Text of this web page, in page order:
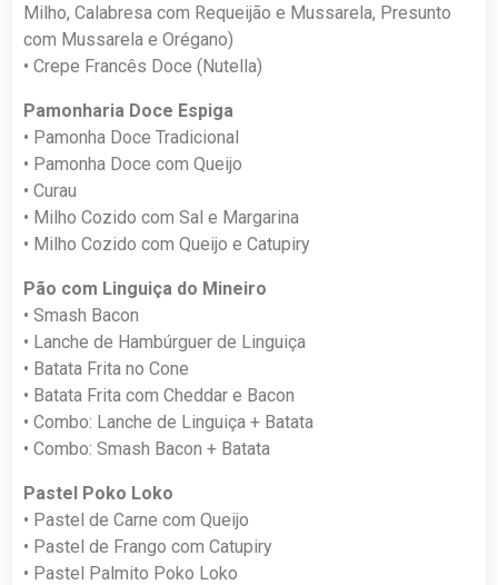
Milho, Calabresa com Requeijão e Mussarela, Presunto
com Mussarela e Orégano)
• Crepe Francês Doce (Nutella)
Pamonharia Doce Espiga
• Pamonha Doce Tradicional
• Pamonha Doce com Queijo
• Curau
• Milho Cozido com Sal e Margarina
• Milho Cozido com Queijo e Catupiry
Pão com Linguiça do Mineiro
• Smash Bacon
• Lanche de Hambúrguer de Linguiça
• Batata Frita no Cone
• Batata Frita com Cheddar e Bacon
• Combo: Lanche de Linguiça + Batata
• Combo: Smash Bacon + Batata
Pastel Poko Loko
• Pastel de Carne com Queijo
• Pastel de Frango com Catupiry
• Pastel Palmito Poko Loko